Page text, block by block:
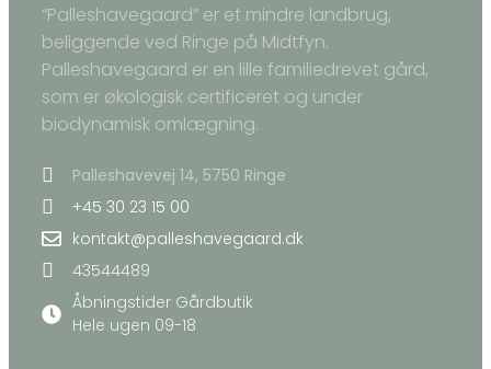
“Palleshavegaard” er et mindre landbrug,
beliggende ved Ringe på Midtfyn.
Palleshavegaard er en lille familiedrevet gård,
som er økologisk certificeret og under
biodynamisk omlægning.
Palleshavevej 14, 5750 Ringe
+45 30 23 15 00
kontakt@palleshavegaard.dk
43544489
Åbningstider Gårdbutik
Hele ugen 09-18